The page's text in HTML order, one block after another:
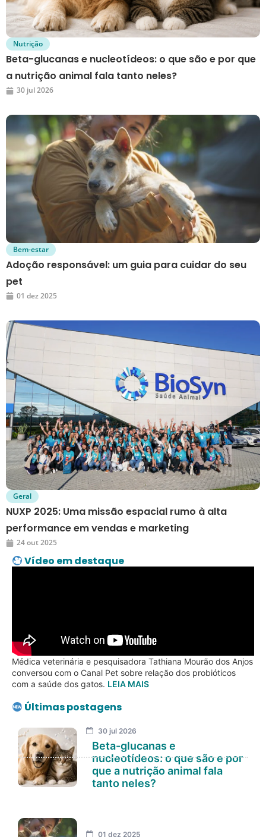
Nutrição
Beta-glucanas e nucleotídeos: o que são e por que
a nutrição animal fala tanto neles?
30 jul 2026
Bem-estar
Adoção responsável: um guia para cuidar do seu
pet
01 dez 2025
Geral
NUXP 2025: Uma missão espacial rumo à alta
performance em vendas e marketing
24 out 2025
Vídeo em destaque
Médica veterinária e pesquisadora Tathiana Mourão dos Anjos
conversou com o Canal Pet sobre relação dos probióticos
com a saúde dos gatos. LEIA MAIS
Últimas postagens
30 jul 2026
Beta-glucanas e
nucleotídeos: o que são e por
que a nutrição animal fala
tanto neles?
01 dez 2025